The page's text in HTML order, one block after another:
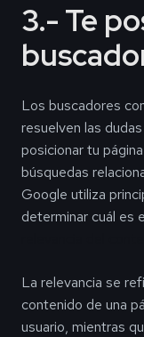
3.- Te
Los buscadores
resuelven las
posicionar tu
búsquedas
Google utiliza
determinar cuál es
La relevancia se
contenido de una
usuario, mientras